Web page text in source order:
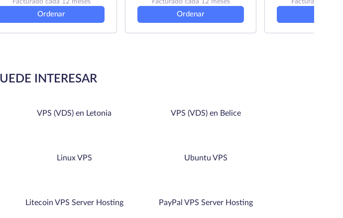
Facturado cada 12 meses
Ordenar
Facturado cada 12 meses
Ordenar
Facturado cada
INTERESAR
VPS (VDS) en Letonia VPS (VDS) en Belice
Linux VPS Ubuntu VPS
Litecoin VPS Server Hosting PayPal VPS Server Hosting